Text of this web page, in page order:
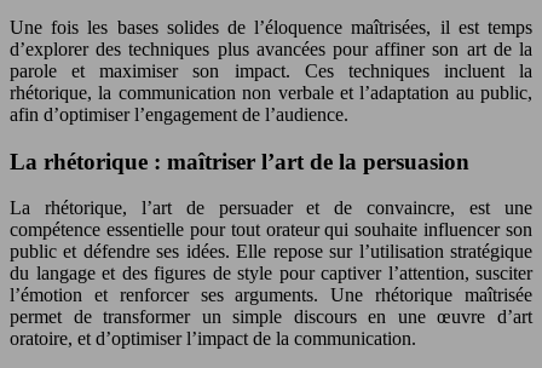
Une fois les bases solides de l’éloquence maîtrisées, il est temps
d’explorer des techniques plus avancées pour affiner son art de la
parole et maximiser son impact. Ces techniques incluent la
rhétorique, la communication non verbale et l’adaptation au public,
afin d’optimiser l’engagement de l’audience.
La rhétorique : maîtriser l’art de la persuasion
La rhétorique, l’art de persuader et de convaincre, est une
compétence essentielle pour tout orateur qui souhaite influencer son
public et défendre ses idées. Elle repose sur l’utilisation stratégique
du langage et des figures de style pour captiver l’attention, susciter
l’émotion et renforcer ses arguments. Une rhétorique maîtrisée
permet de transformer un simple discours en une œuvre d’art
oratoire, et d’optimiser l’impact de la communication.